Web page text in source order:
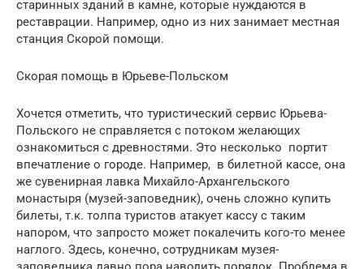
старинных зданий в камне, которые нуждаются в
реставрации. Например, одно из них занимает местная
станция Скорой помощи.
Скорая помощь в Юрьеве-Польском
Хочется отметить, что туристический сервис Юрьева-
Польского не справляется с потоком желающих
ознакомиться с древностями. Это несколько портит
впечатление о городе. Например, в билетной кассе, она
же сувенирная лавка Михайло-Архангельского
монастыря (музей-заповедник), очень сложно купить
билеты, т.к. толпа туристов атакует кассу с таким
напором, что запросто может покалечить кого-то менее
наглого. Здесь, конечно, сотрудникам музея-